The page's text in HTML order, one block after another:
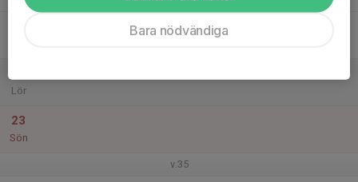
Lör
23
Sön
v.35
Bara nödvändiga